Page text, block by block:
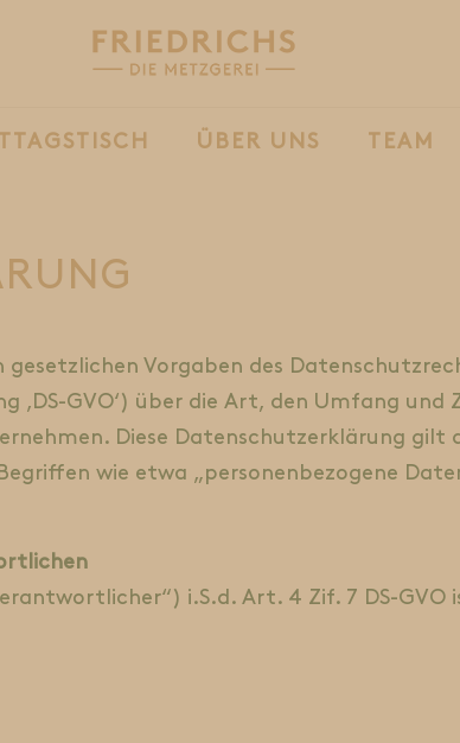
ÜBER UNS TEAM
Vorgaben des
‚DS-GVO‘) über die Art, den Umfang und
Diese Datenschutzerklärung gilt
wie etwa „personenbezogene
i.S.d. Art. 4 Zif. 7 DS-GVO